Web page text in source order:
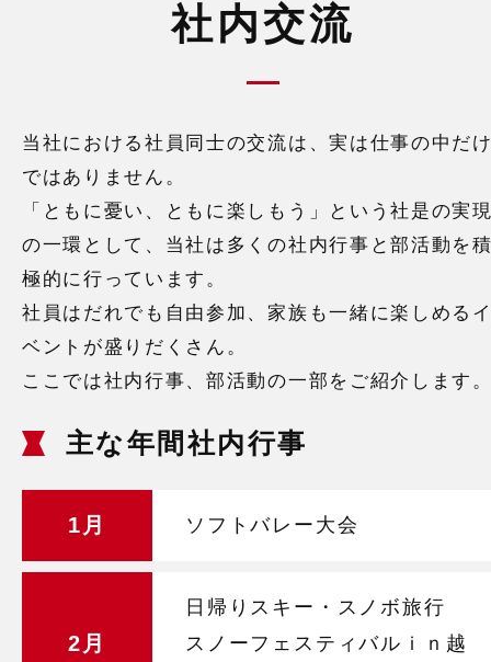
社内交流
当社における社員同士の交流は、実は仕事の中だ
ではありません。
「ともに憂い、ともに楽しもう」という社是の実
の一環として、当社は多くの社内行事と部活動を
極的に行っています。
社員はだれでも自由参加、家族も一緒に楽しめる
ベントが盛りだくさん。
ここでは社内行事、部活動の一部をご紹介します
主な年間社内行事
1月 ソフトバレー大会
2月
日帰りスキー・スノボ旅行
スノーフェスティバルｉｎ越